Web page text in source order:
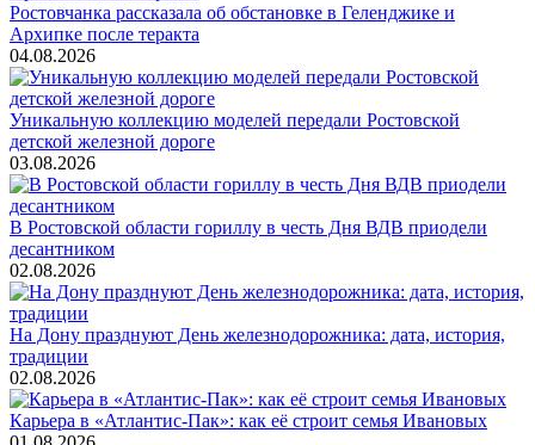
Ростовчанка рассказала об обстановке в Геленджике и
Архипке после теракта
04.08.2026
Уникальную коллекцию моделей передали Ростовской
детской железной дороге
03.08.2026
В Ростовской области гориллу в честь Дня ВДВ приодели
десантником
02.08.2026
На Дону празднуют День железнодорожника: дата, история,
традиции
02.08.2026
Карьера в «Атлантис-Пак»: как её строит семья Ивановых